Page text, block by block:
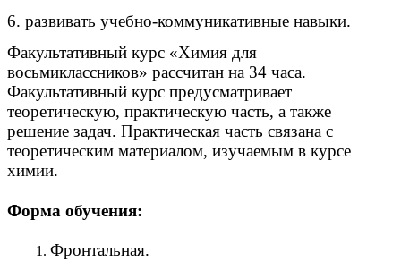
6. развивать учебно-коммуникативные навыки.
Факультативный курс «Химия для
восьмиклассников» рассчитан на 34 часа.
Факультативный курс предусматривает
теоретическую, практическую часть, а также
решение задач. Практическая часть связана с
теоретическим материалом, изучаемым в курсе
химии.
Форма обучения:
Фронтальная.